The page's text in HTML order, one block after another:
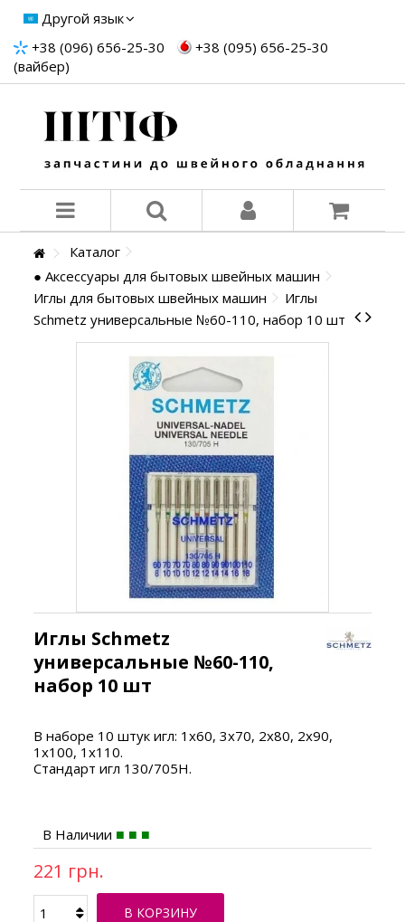
Другой язык
+38 (096) 656-25-30
+38 (095) 656-25-30
(вайбер)
Каталог
● Аксессуары для бытовых швейных машин
Иглы для бытовых швейных машин
Иглы
Schmetz универсальные №60-110, набор 10 шт
Иглы Schmetz
универсальные №60-110,
набор 10 шт
В наборе 10 штук игл: 1х60, 3х70, 2х80, 2х90,
1х100, 1х110.
Стандарт игл 130/705H.
В Наличии
221 грн.
В КОРЗИНУ